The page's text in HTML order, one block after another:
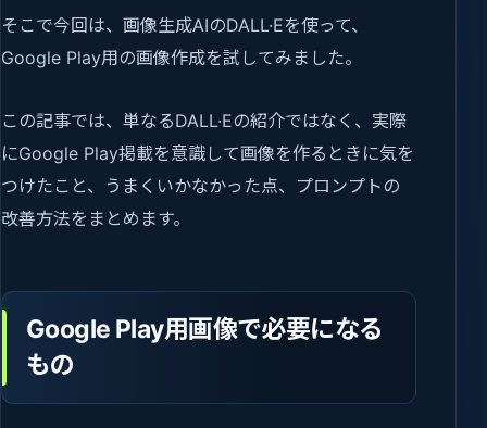
そこで今回は、画像生成AIのDALL·Eを使って、
Google Play用の画像作成を試してみました。
この記事では、単なるDALL·Eの紹介ではなく、実際
にGoogle Play掲載を意識して画像を作るときに気を
つけたこと、うまくいかなかった点、プロンプトの
改善方法をまとめます。
Google Play用画像で必要になる
もの